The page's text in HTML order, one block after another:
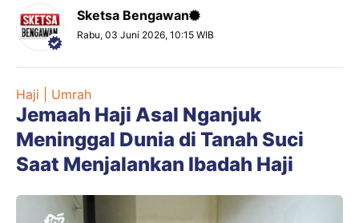
Sketsa Bengawan
Rabu, 03 Juni 2026, 10:15 WIB
Haji | Umrah
Jemaah Haji Asal Nganjuk
Meninggal Dunia di Tanah Suci
Saat Menjalankan Ibadah Haji